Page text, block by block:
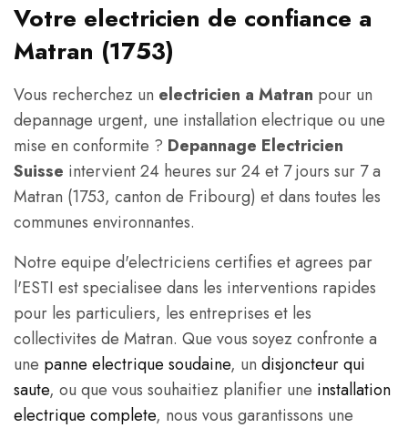
Votre electricien de confiance a
Matran (1753)
Vous recherchez un electricien a Matran pour un
depannage urgent, une installation electrique ou une
mise en conformite ? Depannage Electricien
Suisse intervient 24 heures sur 24 et 7 jours sur 7 a
Matran (1753, canton de Fribourg) et dans toutes les
communes environnantes.
Notre equipe d'electriciens certifies et agrees par
l'ESTI est specialisee dans les interventions rapides
pour les particuliers, les entreprises et les
collectivites de Matran. Que vous soyez confronte a
une panne electrique soudaine, un disjoncteur qui
saute, ou que vous souhaitiez planifier une installation
electrique complete, nous vous garantissons une